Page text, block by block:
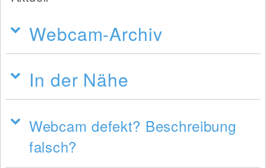
Webcam-Archiv
In der Nähe
Webcam defekt? Beschreibung
falsch?